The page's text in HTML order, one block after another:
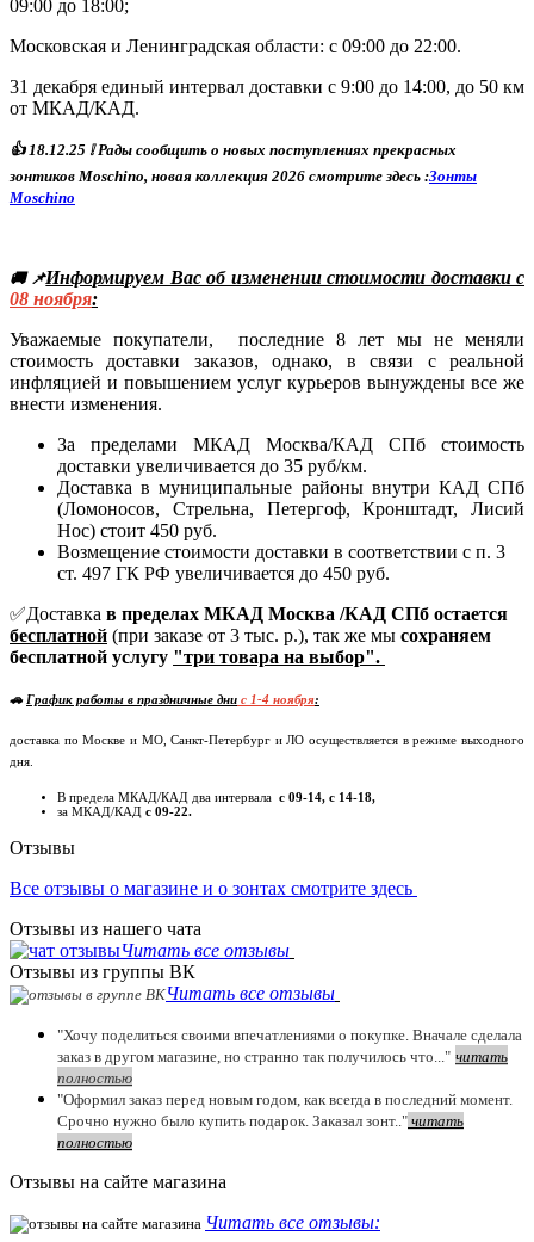
09:00 до 18:00;
Московская и Ленинградская области: с 09:00 до 22:00.
31 декабря единый интервал доставки с 9:00 до 14:00, до 50 км
от МКАД/КАД.
👍18.12.25 ❕ Рады сообщить о новых поступлениях прекрасных
зонтиков Moschino, новая коллекция 2026 смотрите здесь :Зонты
Moschino
🚚 📌Информируем Вас об изменении стоимости доставки с
08 ноября:
Уважаемые покупатели, последние 8 лет мы не меняли
стоимость доставки заказов, однако, в связи с реальной
инфляцией и повышением услуг курьеров вынуждены все же
внести изменения.
За пределами МКАД Москва/КАД СПб стоимость
доставки увеличивается до 35 руб/км.
Доставка в муниципальные районы внутри КАД СПб
(Ломоносов, Стрельна, Петергоф, Кронштадт, Лисий
Нос) стоит 450 руб.
Возмещение стоимости доставки в соответствии с п. 3
ст. 497 ГК РФ увеличивается до 450 руб.
✅Доставка в пределах МКАД Москва /КАД СПб остается
бесплатной (при заказе от 3 тыс. р.), так же мы сохраняем
бесплатной услугу "три товара на выбор".
🚗 График работы в праздничные дни c 1-4 ноября:
доставка по Москве и МО, Санкт-Петербург и ЛО осуществляется в режиме выходного
дня.
В предела МКАД/КАД два интервала с 09-14, с 14-18,
за МКАД/КАД с 09-22.
Отзывы
Все отзывы о магазине и о зонтах смотрите здесь
Отзывы из нашего чата
Читать все отзывы
Отзывы из группы ВК
Читать все отзывы
"Хочу поделиться своими впечатлениями о покупке. Вначале сделала
заказ в другом магазине, но странно так получилось что..." читать
полностью
"Оформил заказ перед новым годом, как всегда в последний момент.
Срочно нужно было купить подарок. Заказал зонт.." читать
полностью
Отзывы на сайте магазина
Читать все отзывы: